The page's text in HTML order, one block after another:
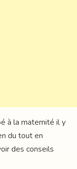
à la maternité il y
du tout en
des conseils